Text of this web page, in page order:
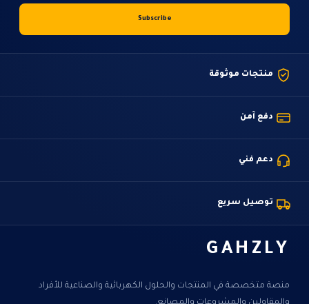
منتجات موثوقة
دفع آمن
دعم فني
توصيل سريع
GAHZLY
منصة متخصصة في المنتجات والحلول الكهربائية والصناعية للأفراد